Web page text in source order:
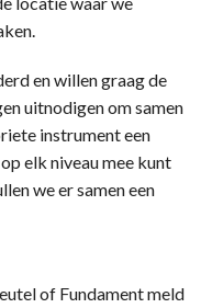
en willen graag de
uitnodigen om samen
instrument een
elk niveau mee kunt
we er samen een
of Fundament meld